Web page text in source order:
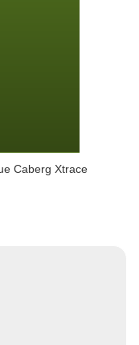
Caberg Xtrace